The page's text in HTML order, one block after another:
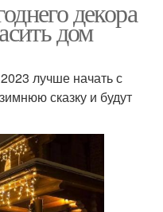
декора
дом
лучше начать с
сказку и будут